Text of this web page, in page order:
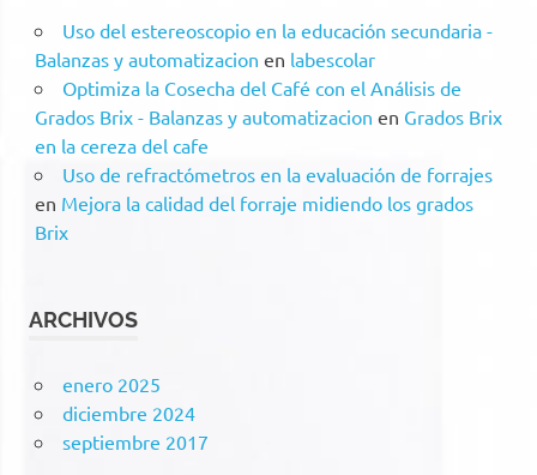
Uso del estereoscopio en la educación secundaria -
Balanzas y automatizacion en labescolar
Optimiza la Cosecha del Café con el Análisis de
Grados Brix - Balanzas y automatizacion en Grados Brix
en la cereza del cafe
Uso de refractómetros en la evaluación de forrajes
en Mejora la calidad del forraje midiendo los grados
Brix
ARCHIVOS
enero 2025
diciembre 2024
septiembre 2017